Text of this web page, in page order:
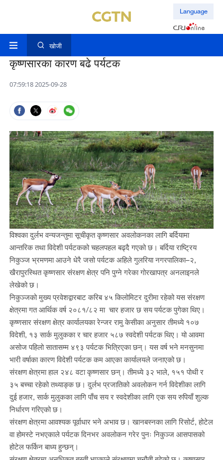
Language
खोजी
कृष्णसारका कारण बढे पर्यटक
07:59:18 2025-09-28
विश्वका दुर्लभ वन्यजन्तुमा सूचीकृत कृष्णसार अवलोकनका लागि बर्दियामा
आन्तरिक तथा विदेशी पर्यटकको चहलपहल बढ्दै गएको छ। बर्दिया राष्ट्रिय
निकुञ्ज भ्रमणमा आउने धेरै जसो पर्यटक अहिले गुलरिया नगरपालिका–२,
खैरापुरस्थित कृष्णसार संरक्षण क्षेत्र पनि पुग्ने गरेका गोरखापत्र अनलाइनले
लेखेको छ।
निकुञ्जको मुख्य प्रवेशद्वारबाट करिब ४५ किलोमिटर दुरीमा रहेको यस संरक्षण
क्षेत्रमा गत आर्थिक वर्ष २०८१/८२ मा चार हजार छ सय पर्यटक पुगेका थिए।
कृष्णसार संरक्षण क्षेत्र कार्यालयका रेन्जर रामु केसीका अनुसार तीमध्ये १०७
विदेशी, १३ सार्क मुलुकका र चार हजार ५८७ स्वदेशी पर्यटक थिए। यो आवमा
असोज पहिलो सातासम्म ४९३ पर्यटक भित्रिएका छन्। यस वर्ष भने मनसुनमा
भारी वर्षाका कारण विदेशी पर्यटक कम आएका कार्यालयले जनाएको छ।
संरक्षण क्षेत्रमा हाल २४८ वटा कृष्णसार छन्। तीमध्ये ३२ भाले, १५१ पोथी र
३५ बच्चा रहेको तथ्याङ्क छ। दुर्लभ प्रजातिको अवलोकन गर्न विदेशीका लागि
दुई हजार, सार्क मुलुकका लागि पाँच सय र स्वदेशीका लागि एक सय रुपियाँ शुल्क
निर्धारण गरिएको छ।
संरक्षण क्षेत्रमा आवश्यक पूर्वाधार भने अभाव छ। खानबस्नका लागि रिसोर्ट, होटेल
वा होमस्टे नभएकाले पर्यटक दिनभर अवलोकन गरेर पुनः निकुञ्ज आसपासको
होटेल फर्किन बाध्य हुन्छन्।